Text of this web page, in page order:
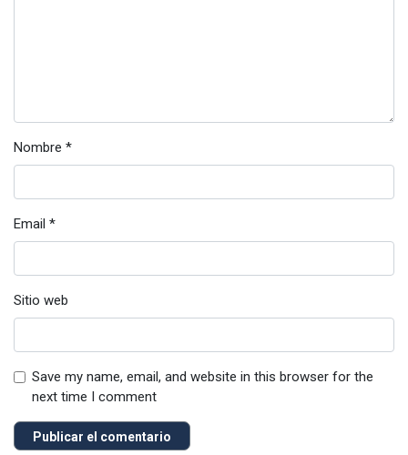
Nombre *
Email *
Sitio web
Save my name, email, and website in this browser for the
next time I comment